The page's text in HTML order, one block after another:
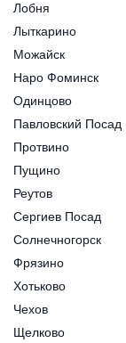
Лобня
Лыткарино
Можайск
Наро Фоминск
Одинцово
Павловский Посад
Протвино
Пущино
Реутов
Сергиев Посад
Солнечногорск
Фрязино
Хотьково
Чехов
Щелково